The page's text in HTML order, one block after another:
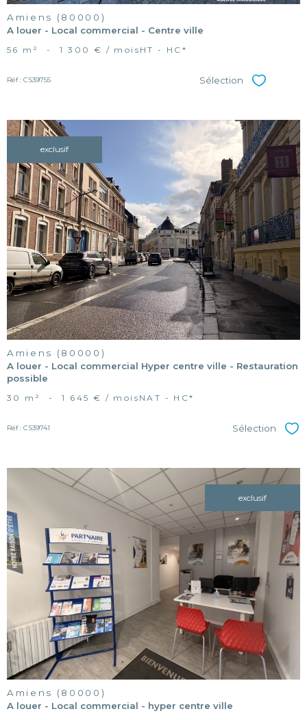
Amiens (80000)
A louer - Local commercial - Centre ville
56 m² - 1 300 € / mois HT - HC*
Réf : CS39755 Sélection Sélectionner
exclusif
voir le
bien
Amiens (80000)
A louer - Local commercial Hyper centre ville - Restauration
possible
30 m² - 1 645 € / mois NAT - HC*
Réf : CS39741 Sélection
exclusif
voir le
bien
Amiens (80000)
A louer - Local commercial - hyper centre ville